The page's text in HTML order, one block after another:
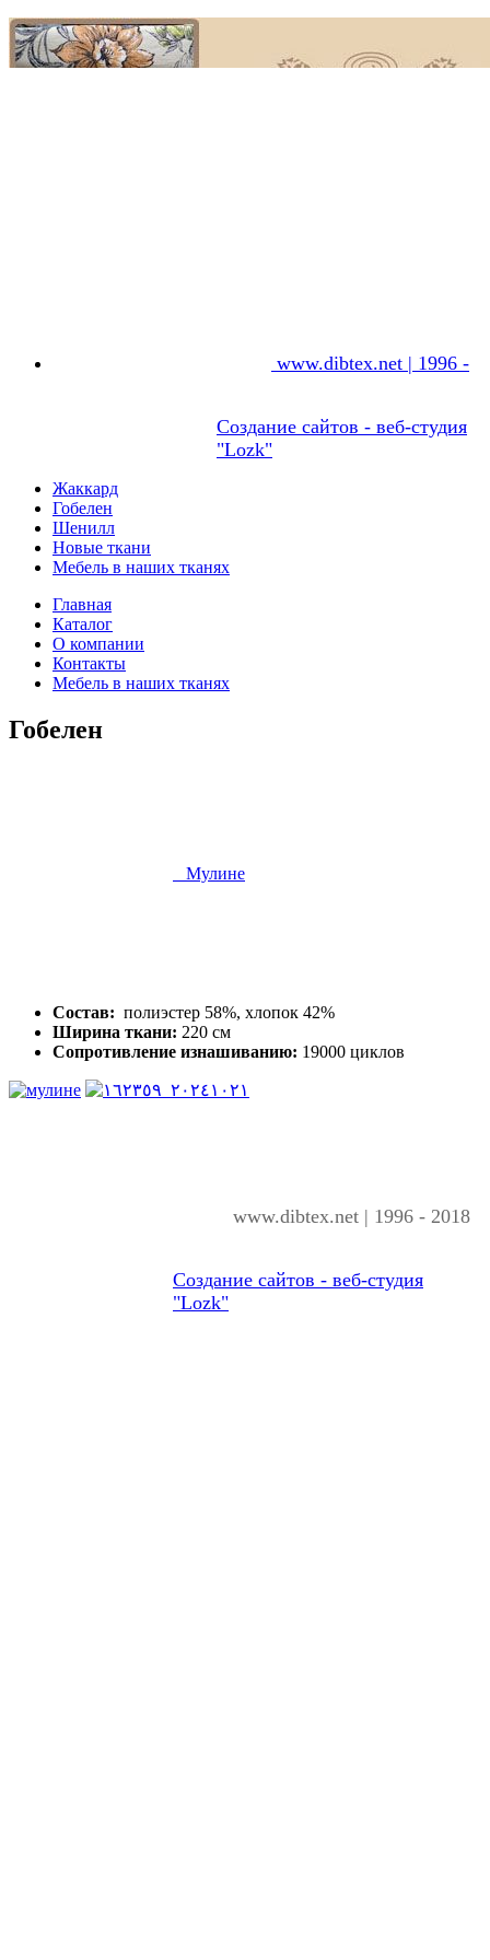
www.dibtex.net | 1996 -
Создание сайтов - веб-студия
"Lozk"
Жаккард
Гобелен
Шенилл
Новые ткани
Мебель в наших тканях
Главная
Каталог
О компании
Контакты
Мебель в наших тканях
Гобелен
Мулине
Состав: полиэстер 58%, хлопок 42%
Ширина ткани: 220 см
Сопротивление изнашиванию: 19000 циклов
www.dibtex.net | 1996 - 2018
Создание сайтов - веб-студия
"Lozk"